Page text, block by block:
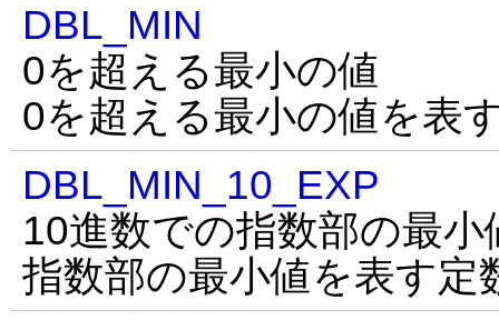
DBL_MIN
0を超える最小の値
0を超える最小の値を表
DBL_MIN_10_EXP
10進数での指数部の最小
指数部の最小値を表す定